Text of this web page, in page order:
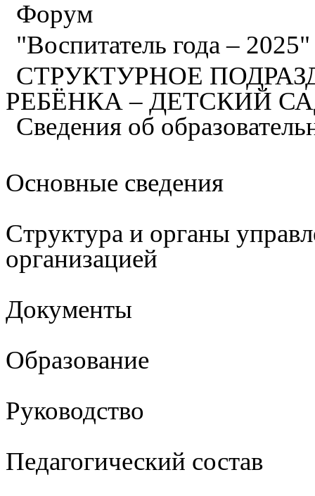
Форум
"Воспитатель года –
СТРУКТУРНОЕ
РЕБЁНКА – ДЕТСКИЙ
Сведения об
Основные сведения
Структура и органы
организацией
Документы
Образование
Руководство
Педагогический состав